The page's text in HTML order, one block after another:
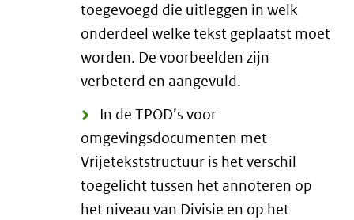
toegevoegd die uitleggen in welk
onderdeel welke tekst geplaatst moet
worden. De voorbeelden zijn
verbeterd en aangevuld.
In de TPOD’s voor
omgevingsdocumenten met
Vrijetekststructuur is het verschil
toegelicht tussen het annoteren op
het niveau van Divisie en op het